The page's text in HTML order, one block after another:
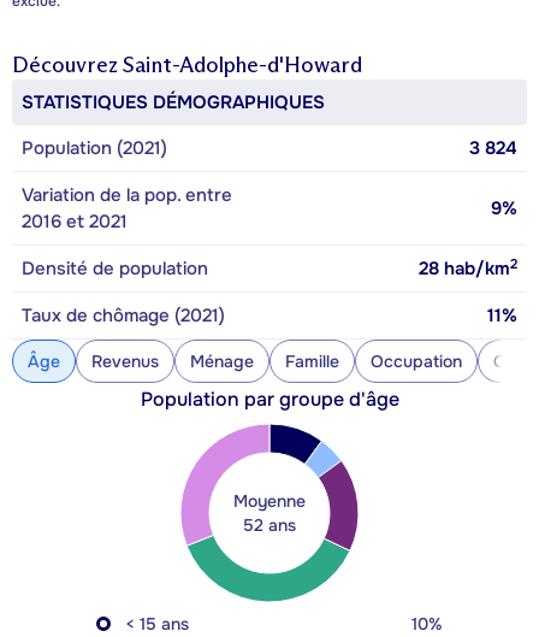
Découvrez Saint-Adolphe-d'Howard
STATISTIQUES DÉMOGRAPHIQUES
Population (2021)
3 824
Variation de la pop. entre
2016 et 2021
9%
Densité de population 28 hab/km2
Taux de chômage (2021) 11%
Âge Revenus Ménage Famille Occupation
Population par groupe d'âge
Moyenne
52 ans
< 15 ans
10%